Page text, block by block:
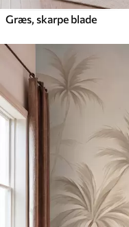
Græs, skarpe blade